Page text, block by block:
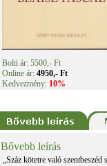
Bolti ár: 5500,- Ft
Online ár: 4950,- Ft
Kedvezmény: 10%
Bővebb leírás
„Száz kötetre való szentbeszéd